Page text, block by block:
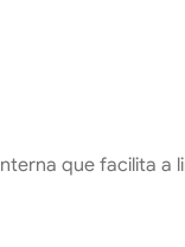
que facilita a